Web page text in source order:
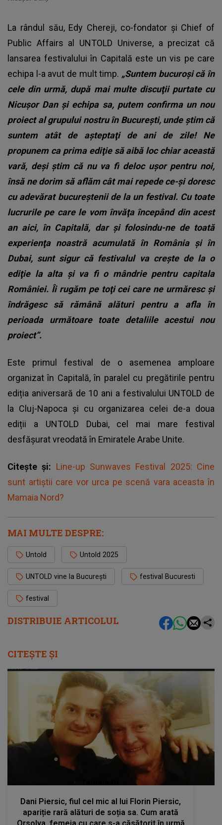
DISTRIBUIE ARTICOLUL
La rândul său, Edy Chereji, co-fondator și Chief of
Public Affairs al UNTOLD Universe, a precizat că
lansarea festivalului în Capitală este un vis pe care
echipa l-a avut de mult timp. „Suntem bucuroşi că în
cele din urmă, după mai multe discuţii purtate cu
Nicuşor Dan şi echipa sa, putem confirma un nou
proiect al grupului nostru în Bucureşti, unde ştim că
suntem atât de aşteptaţi de ani de zile! Ne
propunem ca prima ediţie să aibă loc chiar această
vară, deşi ştim că nu va fi deloc uşor pentru noi,
însă ne dorim să aflăm cât mai repede ce-şi doresc
cu adevărat bucureştenii de la un festival. Cu toate
lucrurile pe care le vom învăţa începând din acest
an aici, în Capitală, dar şi folosindu-ne de toată
experienţa noastră acumulată în România şi în
Dubai, sunt sigur că festivalul va creşte de la o
ediţie la alta şi va fi o mândrie pentru capitala
României. Îi rugăm pe toţi cei care ne urmăresc şi
îndrăgesc să rămână alături pentru a afla în
perioada următoare toate detaliile acestui nou
proiect”.
Este primul festival de o asemenea amploare
organizat în Capitală, în paralel cu pregătirile pentru
ediția aniversară de 10 ani a festivalului UNTOLD de
la Cluj-Napoca și cu organizarea celei de-a doua
ediții a UNTOLD Dubai, cel mai mare festival
desfășurat vreodată în Emiratele Arabe Unite.
Citește și: Line-up Sunwaves Festival 2025: Cine
sunt artiștii care vor urca pe scenă vara aceasta în
Mamaia Nord?
MAI MULTE DESPRE:
Untold Untold 2025
UNTOLD vine la București festival Bucuresti
festival
CITEȘTE ȘI
Dani Piersic, fiul cel mic al lui Florin Piersic,
apariție rară alături de soția sa. Cum arată